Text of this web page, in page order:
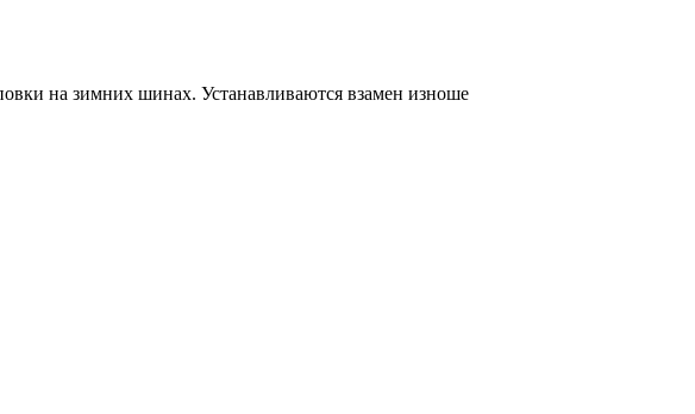
на зимних шинах. Устанавливаются взамен изноше